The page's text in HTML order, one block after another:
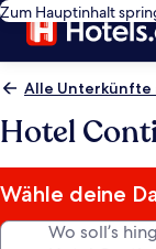
Zum Hauptinhalt
Alle Unterkünfte
Hotel
Wähle deine
Wo soll’s